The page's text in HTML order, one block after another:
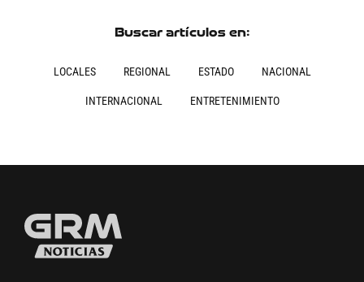
Buscar artículos en:
LOCALES REGIONAL ESTADO NACIONAL
INTERNACIONAL ENTRETENIMIENTO